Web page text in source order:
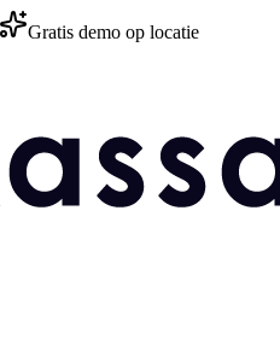
Gratis demo op locatie